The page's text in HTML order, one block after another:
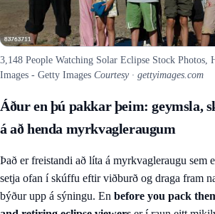
3,148 People Watching Solar Eclipse Stock Photos,
Images - Getty Images Courtesy · gettyimages.com
Áður en þú pakkar þeim: geymsla,
á að henda myrkvagleraugum
Það er freistandi að líta á myrkvagleraugu sem
setja ofan í skúffu eftir viðburð og draga fram
býður upp á sýningu. En before you pack